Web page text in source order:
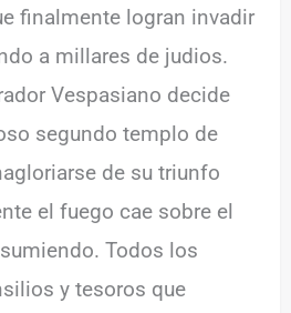
finalmente logran invadir
a millares de judios.
Vespasiano decide
segundo templo de
de su triunfo
el fuego cae sobre el
Todos los
y tesoros que